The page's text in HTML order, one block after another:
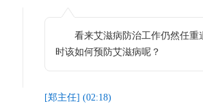
看来艾滋病防治工作仍然任重
时该如何预防艾滋病呢？
[郑主任] (02:18)